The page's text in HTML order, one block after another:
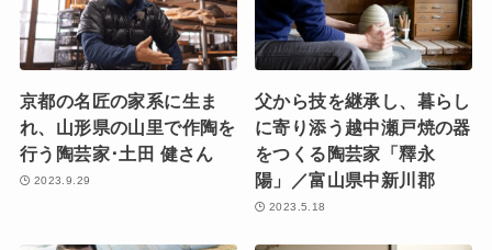
京都の名匠の家系に生ま
れ、山形県の山里で作陶を
行う陶芸家･土田 健さん
2023.9.29
父から技を継承し、暮らし
に寄り添う越中瀬戸焼の器
をつくる陶芸家「釋永
陽」／富山県中新川郡
2023.5.18